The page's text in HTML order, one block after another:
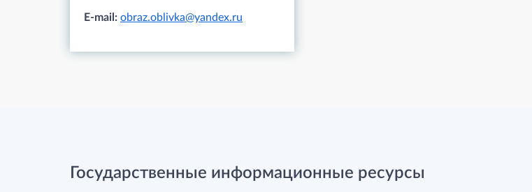
E-mail: obraz.oblivka@yandex.ru
Государственные информационные ресурсы